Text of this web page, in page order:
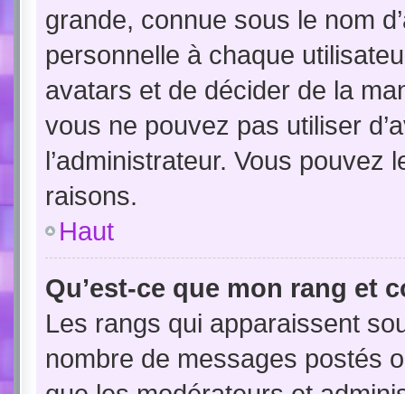
grande, connue sous le nom
personnelle à chaque
avatars et de décider de la
vous ne pouvez pas utiliser
l’administrateur. Vous
raisons.
Haut
Qu’est-ce que mon rang et
Les rangs qui apparaissent
nombre de messages postés